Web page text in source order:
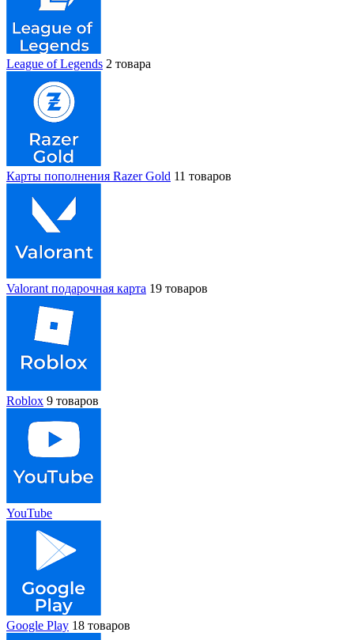
League of Legends 2 товара
Карты пополнения Razer Gold 11 товаров
Valorant подарочная карта 19 товаров
Roblox 9 товаров
YouTube
Google Play 18 товаров